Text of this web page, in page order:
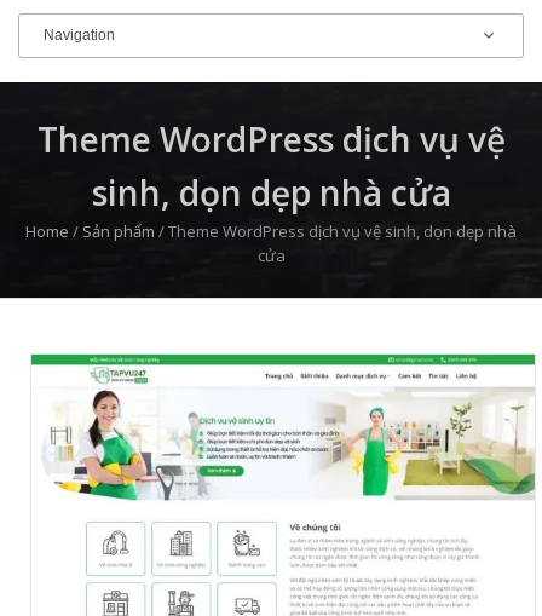
Theme WordPress dịch vụ vệ
sinh, dọn dẹp nhà cửa
Home / Sản phẩm /Theme WordPress dịch vụ vệ sinh, dọn dẹp nhà
cửa